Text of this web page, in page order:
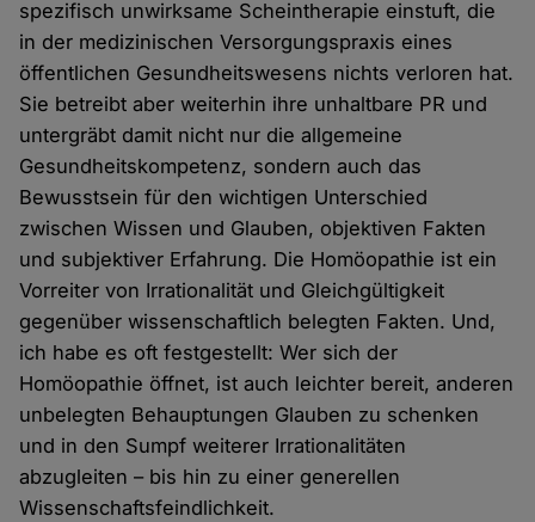
spezifisch unwirksame Scheintherapie einstuft, die
in der medizinischen Versorgungspraxis eines
öffentlichen Gesundheitswesens nichts verloren hat.
Sie betreibt aber weiterhin ihre unhaltbare PR und
untergräbt damit nicht nur die allgemeine
Gesundheitskompetenz, sondern auch das
Bewusstsein für den wichtigen Unterschied
zwischen Wissen und Glauben, objektiven Fakten
und subjektiver Erfahrung. Die Homöopathie ist ein
Vorreiter von Irrationalität und Gleichgültigkeit
gegenüber wissenschaftlich belegten Fakten. Und,
ich habe es oft festgestellt: Wer sich der
Homöopathie öffnet, ist auch leichter bereit, anderen
unbelegten Behauptungen Glauben zu schenken
und in den Sumpf weiterer Irrationalitäten
abzugleiten – bis hin zu einer generellen
Wissenschaftsfeindlichkeit.